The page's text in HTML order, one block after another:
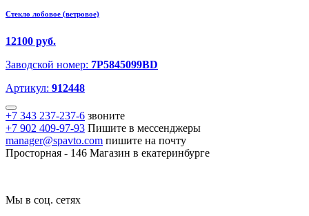
Стекло лобовое (ветровое)
12100 руб.
Заводской номер: 7P5845099BD
Артикул: 912448
+7 343 237-237-6 звоните
+7 902 409-97-93 Пишите в мессенджеры
manager@spavto.com пишите на почту
Просторная - 146 Магазин в екатеринбурге
Мы в соц. сетях